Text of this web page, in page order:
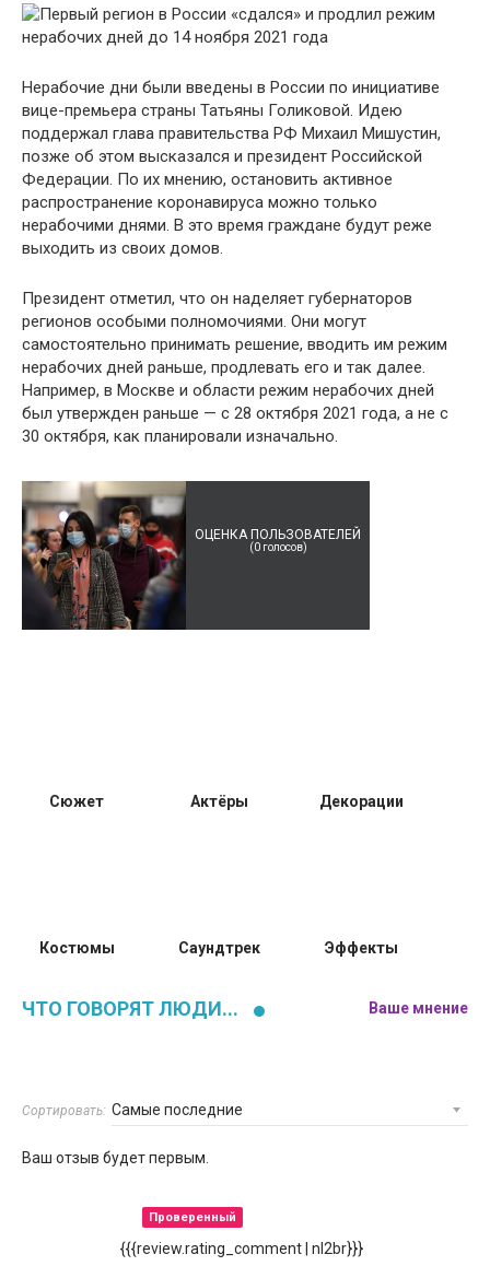
Нерабочие дни были введены в России по инициативе
вице-премьера страны Татьяны Голиковой. Идею
поддержал глава правительства РФ Михаил Мишустин,
позже об этом высказался и президент Российской
Федерации. По их мнению, остановить активное
распространение коронавируса можно только
нерабочими днями. В это время граждане будут реже
выходить из своих домов.
Президент отметил, что он наделяет губернаторов
регионов особыми полномочиями. Они могут
самостоятельно принимать решение, вводить им режим
нерабочих дней раньше, продлевать его и так далее.
Например, в Москве и области режим нерабочих дней
был утвержден раньше — с 28 октября 2021 года, а не с
30 октября, как планировали изначально.
ОЦЕНКА ПОЛЬЗОВАТЕЛЕЙ
(0голосов)
Сюжет Актёры Декорации
Костюмы Саундтрек Эффекты
ЧТО ГОВОРЯТ ЛЮДИ... Ваше мнение
Сортировать:
Ваш отзыв будет первым.
Проверенный
{{{review.rating_comment | nl2br}}}